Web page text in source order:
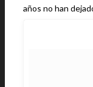
años no han